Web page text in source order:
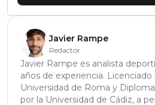
Javier Rampe
Redactor
Javier Rampe es analista
años de experiencia.
Universidad de Roma y
por la Universidad de Cádiz, a